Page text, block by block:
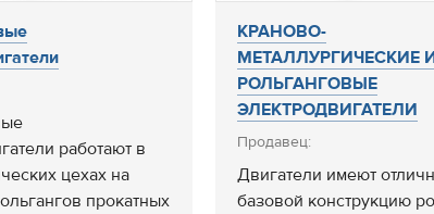
работают в
цехах на
прокатных
КРАНОВО-
МЕТАЛЛУРГИЧЕСКИЕ
РОЛЬГАНГОВЫЕ
ЭЛЕКТРОДВИГАТЕЛИ
Продавец:
Двигатели имеют
базовой конструкцию